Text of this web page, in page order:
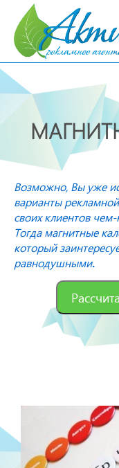
г. Тобольск,
Возможно, Вы уже
варианты
своих клиентов
Тогда магнитные
который
равнодушными.